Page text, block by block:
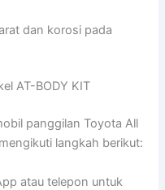
dan korosi pada
AT-BODY KIT
panggilan Toyota All
langkah berikut:
atau telepon untuk